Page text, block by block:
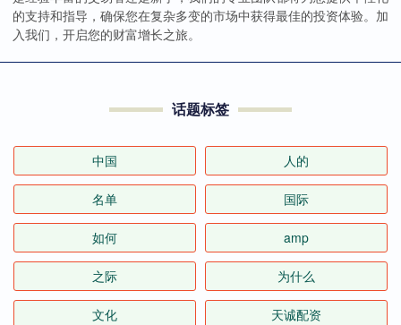
的支持和指导，确保您在复杂多变的市场中获得最佳的投资体验。加
入我们，开启您的财富增长之旅。
话题标签
中国 人的
名单 国际
如何 amp
之际 为什么
文化 天诚配资